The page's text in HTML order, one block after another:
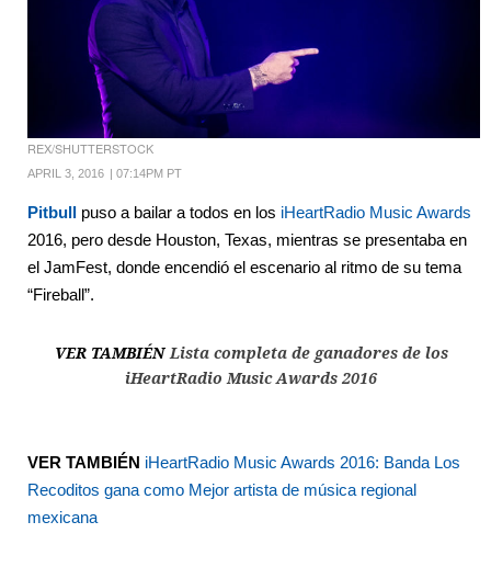
REX/SHUTTERSTOCK
APRIL 3, 2016 07:14PM PT
Pitbull puso a bailar a todos en los iHeartRadio Music Awards
2016, pero desde Houston, Texas, mientras se presentaba en
el JamFest, donde encendió el escenario al ritmo de su tema
“Fireball”.
VER TAMBIÉN Lista completa de ganadores de los
iHeartRadio Music Awards 2016
VER TAMBIÉN iHeartRadio Music Awards 2016: Banda Los
Recoditos gana como Mejor artista de música regional
mexicana